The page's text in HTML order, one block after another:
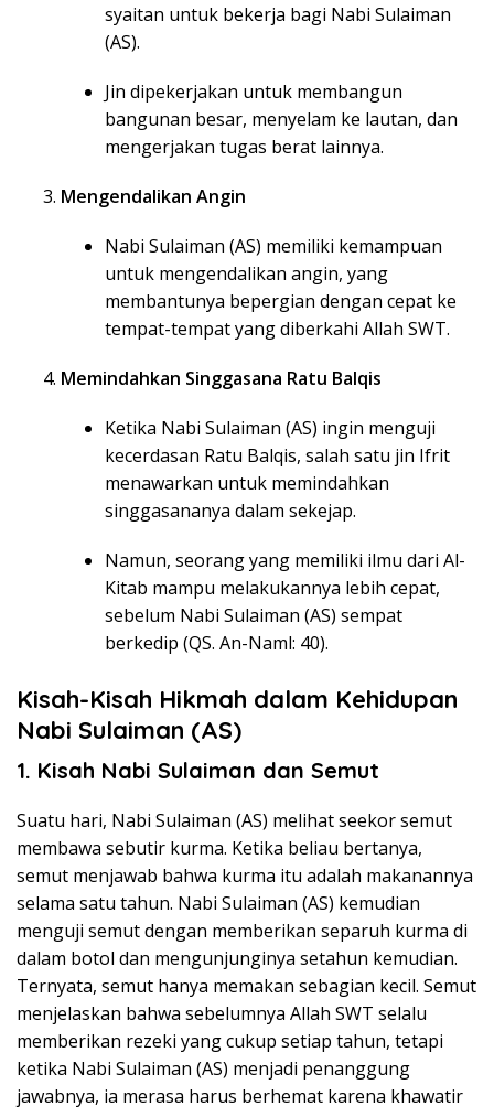
syaitan untuk bekerja bagi Nabi Sulaiman
(AS).
Jin dipekerjakan untuk membangun
bangunan besar, menyelam ke lautan, dan
mengerjakan tugas berat lainnya.
Mengendalikan Angin
Nabi Sulaiman (AS) memiliki kemampuan
untuk mengendalikan angin, yang
membantunya bepergian dengan cepat ke
tempat-tempat yang diberkahi Allah SWT.
Memindahkan Singgasana Ratu Balqis
Ketika Nabi Sulaiman (AS) ingin menguji
kecerdasan Ratu Balqis, salah satu jin Ifrit
menawarkan untuk memindahkan
singgasananya dalam sekejap.
Namun, seorang yang memiliki ilmu dari Al-
Kitab mampu melakukannya lebih cepat,
sebelum Nabi Sulaiman (AS) sempat
berkedip (QS. An-Naml: 40).
Kisah-Kisah Hikmah dalam Kehidupan
Nabi Sulaiman (AS)
1. Kisah Nabi Sulaiman dan Semut
Suatu hari, Nabi Sulaiman (AS) melihat seekor semut
membawa sebutir kurma. Ketika beliau bertanya,
semut menjawab bahwa kurma itu adalah makanannya
selama satu tahun. Nabi Sulaiman (AS) kemudian
menguji semut dengan memberikan separuh kurma di
dalam botol dan mengunjunginya setahun kemudian.
Ternyata, semut hanya memakan sebagian kecil. Semut
menjelaskan bahwa sebelumnya Allah SWT selalu
memberikan rezeki yang cukup setiap tahun, tetapi
ketika Nabi Sulaiman (AS) menjadi penanggung
jawabnya, ia merasa harus berhemat karena khawatir